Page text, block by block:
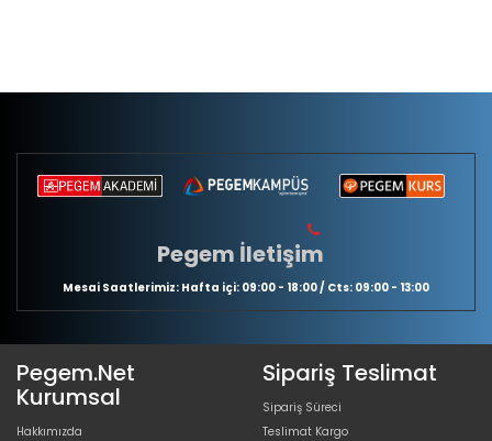
Pegem İletişim
Mesai Saatlerimiz: Hafta içi: 09:00 - 18:00 / Cts: 09:00 - 13:00
Pegem.Net
Kurumsal
Hakkımızda
Sipariş Teslimat
Sipariş Süreci
Teslimat Kargo